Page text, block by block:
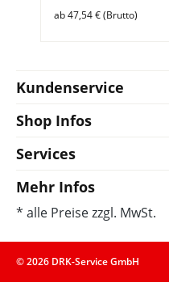
ab 47,54 € (Brutto)
Kundenservice
Shop Infos
Services
Mehr Infos
* alle Preise zzgl. MwSt.
© 2026 DRK-Service GmbH